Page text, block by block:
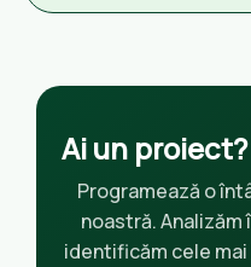
Ai un
Programează o
noastră. Analizăm
identificăm cele